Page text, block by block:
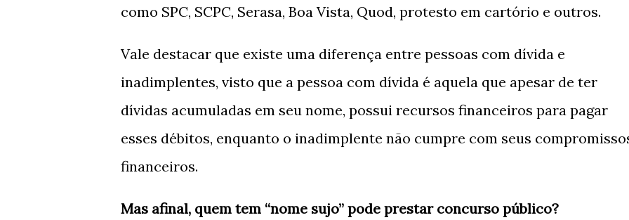
como SPC, SCPC, Serasa, Boa Vista, Quod, protesto em cartório e outros.
Vale destacar que existe uma diferença entre pessoas com dívida e
inadimplentes, visto que a pessoa com dívida é aquela que apesar de ter
dívidas acumuladas em seu nome, possui recursos financeiros para pagar
esses débitos, enquanto o inadimplente não cumpre com seus
financeiros.
Mas afinal, quem tem “nome sujo” pode prestar concurso público?